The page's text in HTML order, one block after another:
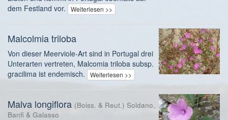
dem Festland vor.
Weiterlesen >>
Malcolmia triloba
Von dieser Meerviole-Art sind in Portugal drei
Unterarten vertreten, Malcomia triloba subsp.
gracilima ist endemisch.
Weiterlesen >>
Malva longiflora (Boiss. & Reut.) Soldano,
Banfi & Galasso